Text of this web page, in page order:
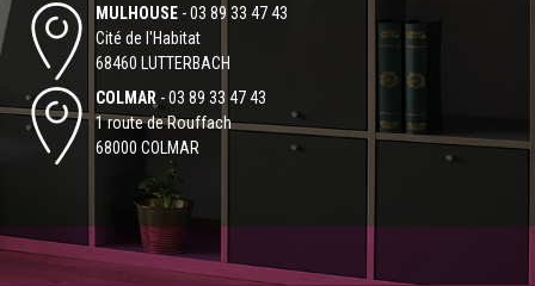
MULHOUSE -03 89 33 47 43
Cité de l'Habitat
68460 LUTTERBACH
COLMAR -03 89 33 47 43
1 route de Rouffach
68000 COLMAR